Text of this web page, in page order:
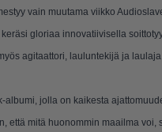
vain muutama viikko
gloriaa innovatiivisella
agitaattori, lauluntekijä ja laulaja.
albumi, jolla on kaikesta
että mitä huonommin maailma voi,